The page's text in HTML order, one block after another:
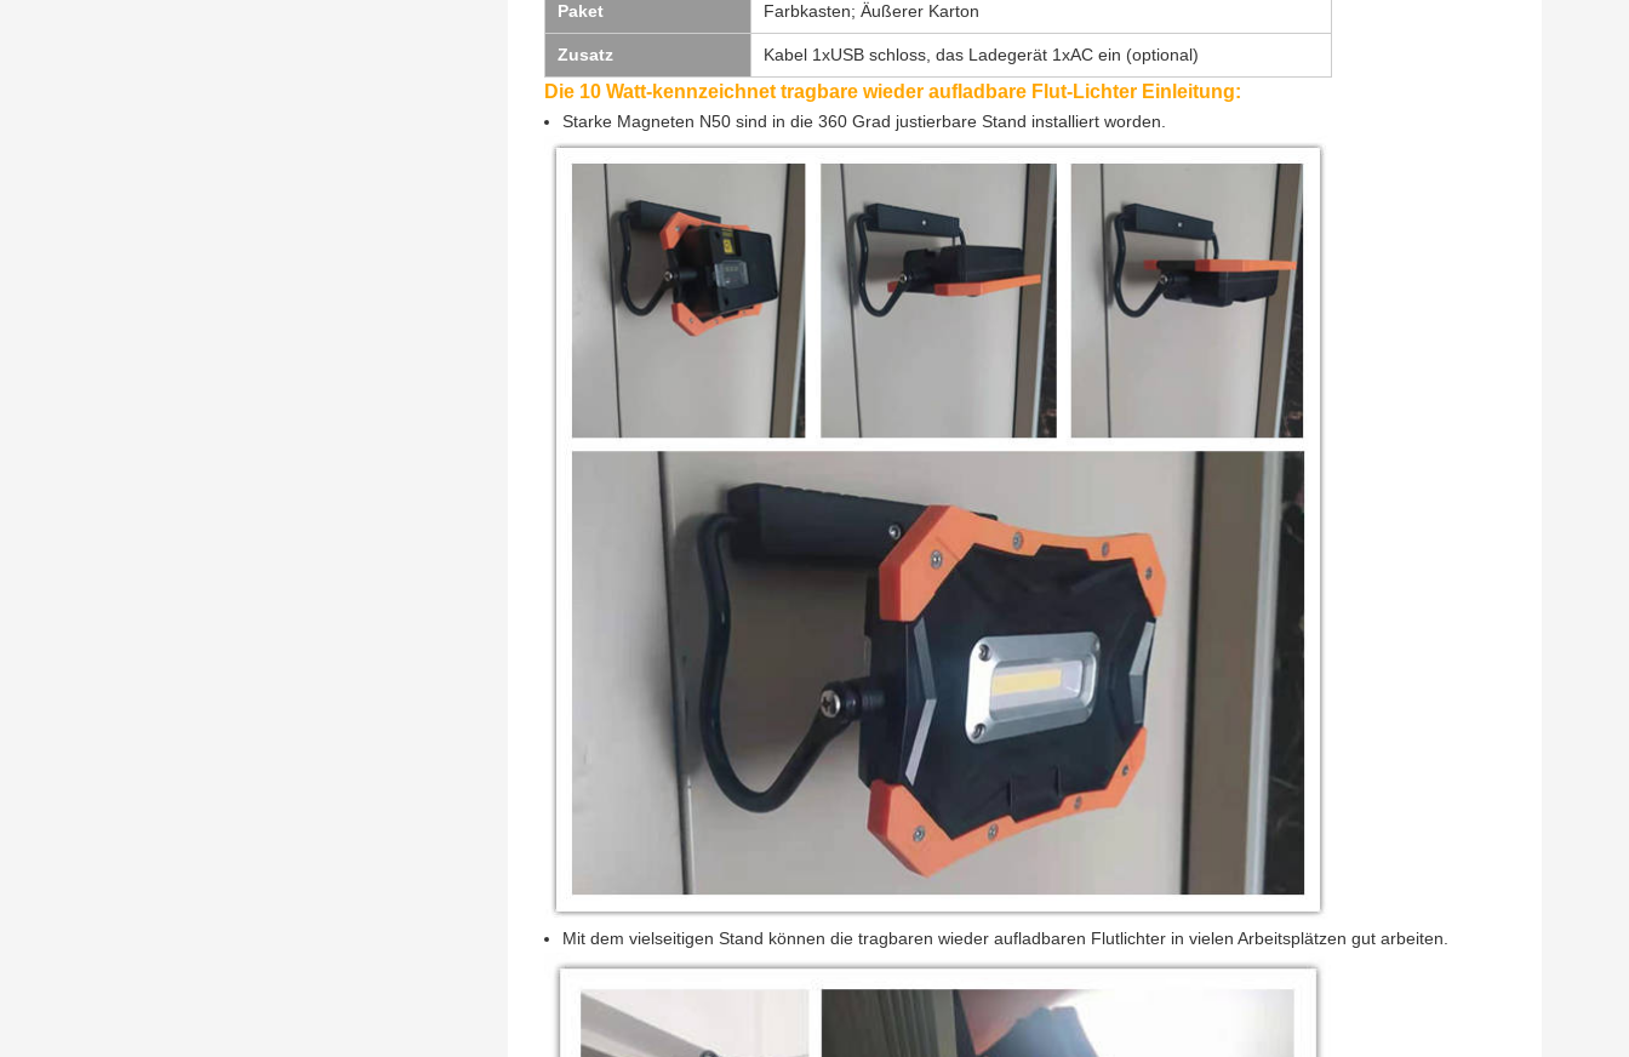
Paket Farbkasten; Äußerer Karton
Zusatz Kabel 1xUSB schloss, das Ladegerät 1xAC ein (optional)
Die 10 Watt-kennzeichnet tragbare wieder aufladbare Flut-Lichter Einleitung:
Starke Magneten N50 sind in die 360 Grad justierbare Stand installiert worden.
Mit dem vielseitigen Stand können die tragbaren wieder aufladbaren Flutlichter in vielen Arbeitsplätzen gut arbeiten.